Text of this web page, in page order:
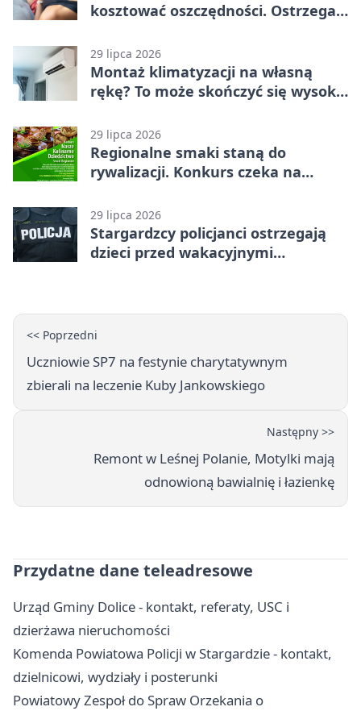
kosztować oszczędności. Ostrzega
29 lipca 2026
Montaż klimatyzacji na własną
rękę? To może skończyć się wysoką
29 lipca 2026
Regionalne smaki staną do
rywalizacji. Konkurs czeka na
29 lipca 2026
Stargardzcy policjanci ostrzegają
dzieci przed wakacyjnymi
<< Poprzedni
Uczniowie SP7 na festynie charytatywnym
zbierali na leczenie Kuby Jankowskiego
Następny >>
Remont w Leśnej Polanie, Motylki mają
odnowioną bawialnię i łazienkę
Przydatne dane teleadresowe
Urząd Gminy Dolice - kontakt, referaty, USC i
dzierżawa nieruchomości
Komenda Powiatowa Policji w Stargardzie - kontakt,
dzielnicowi, wydziały i posterunki
Powiatowy Zespoł do Spraw Orzekania o